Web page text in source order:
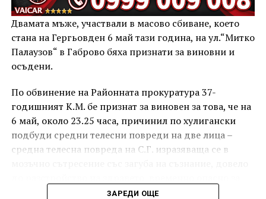
Двамата мъже, участвали в масово сбиване, което
стана на Гергьовден 6 май тази година, на ул.“Митко
Палаузов“ в Габрово бяха признати за виновни и
осъдени.
По обвинение на Районната прокуратура 37-
годишният К.М. бе признат за виновен за това, че на
6 май, около 23.25 часа, причинил по хулигански
подбуди средни телесни повреди на две лица –
средна телесна повреда на С.Г. изразяваща се в
живота, и лека телесна повреда на Х.С., която бе с
ЗАРЕДИ ОЩЕ